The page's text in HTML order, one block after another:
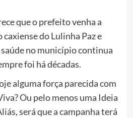
que o prefeito venha a
do Lulinha Paz e
no município continua
foi há décadas.
alguma força parecida com
Ou pelo menos uma Ideia
será que a campanha terá